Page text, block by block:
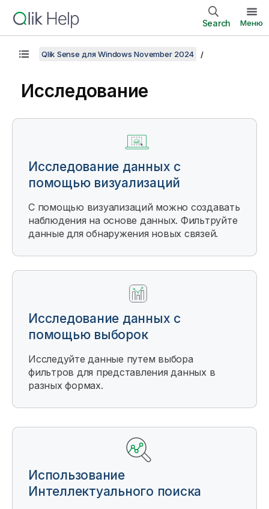
Search Меню
Qlik Sense для Windows November 2024
Исследование
Исследование данных с
помощью визуализаций
С помощью визуализаций можно создавать
наблюдения на основе данных. Фильтруйте
данные для обнаружения новых связей.
Исследование данных с
помощью выборок
Исследуйте данные путем выбора
фильтров для представления данных в
разных формах.
Использование
Интеллектуального поиска